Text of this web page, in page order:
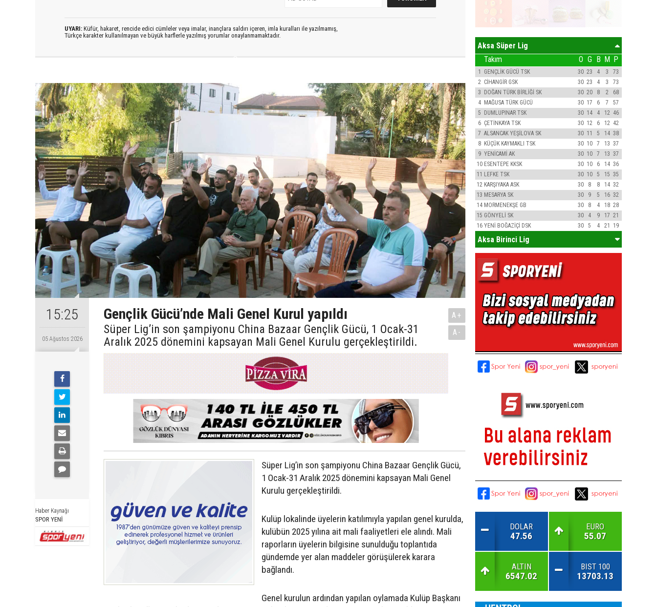
UYARI: Küfür, hakaret, rencide edici cümleler veya imalar, inançlara saldırı içeren, imla kuralları ile yazılmamış,
Türkçe karakter kullanılmayan ve büyük harflerle yazılmış yorumlar onaylanmamaktadır.
15:25
05 Ağustos 2026
Haber Kaynağı
SPOR YENİ
Gençlik Gücü’nde Mali Genel Kurul yapıldı
Süper Lig’in son şampiyonu China Bazaar Gençlik Gücü, 1 Ocak-31
Aralık 2025 dönemini kapsayan Mali Genel Kurulu gerçekleştirildi.
A+
A-
Süper Lig’in son şampiyonu China Bazaar Gençlik Gücü,
1 Ocak-31 Aralık 2025 dönemini kapsayan Mali Genel
Kurulu gerçekleştirildi.
Kulüp lokalinde üyelerin katılımıyla yapılan genel kurulda,
kulübün 2025 yılına ait mali faaliyetleri ele alındı. Mali
raporların üyelerin bilgisine sunulduğu toplantıda
gündemde yer alan maddeler görüşülerek karara
bağlandı.
Genel kurulun ardından yapılan oylamada Kulüp Başkanı
Aksa Süper Lig
Takım O G B M P
1 GENÇLİK GÜCÜ TSK 30 23 4 3
73
2 CİHANGİR GSK 30 23 4 3
73
3 DOĞAN TÜRK BİRLİĞİ SK 30 20 8 2
68
4 MAĞUSA TÜRK GÜCÜ 30 17 6 7
57
5 DUMLUPINAR TSK 30 14 4 12 46
6 ÇETİNKAYA TSK 30 12 6 12 42
7 ALSANCAK YEŞİLOVA SK 30 11 5 14 38
8 KÜÇÜK KAYMAKLI TSK 30 10 7 13 37
9 YENİCAMİ AK 30 10 7 13 37
10 ESENTEPE KKSK 30 10 6 14 36
11 LEFKE TSK 30 10 5 15 35
12 KARŞIYAKA ASK 30 8 8 14 32
13 MESARYA SK 30 9 5 16 32
14 MORMENEKŞE GB 30 8 4 18 28
15 GÖNYELİ SK 30 4 9 17 21
16 YENİ BOĞAZİÇİ DSK 30 5 4 21 19
Aksa Birinci Lig
DOLAR
47.56
EURO
55.07
ALTIN
6547.02
BIST 100
13703.13